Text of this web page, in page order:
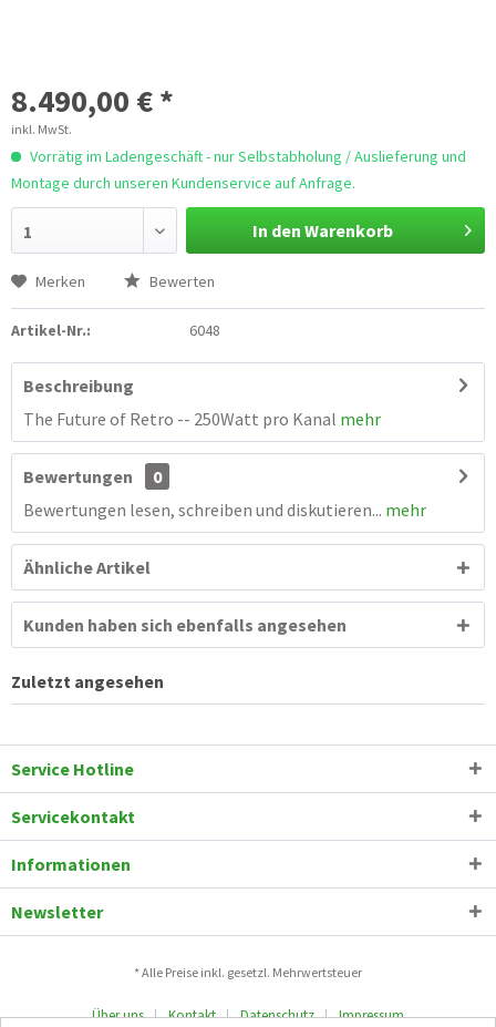
8.490,00 € *
inkl. MwSt.
Vorrätig im Ladengeschäft - nur Selbstabholung / Auslieferung und
Montage durch unseren Kundenservice auf Anfrage.
1 In den Warenkorb
Merken Bewerten
Artikel-Nr.: 6048
Beschreibung
The Future of Retro -- 250Watt pro Kanal mehr
Bewertungen
0
Bewertungen lesen, schreiben und diskutieren... mehr
Ähnliche Artikel
Kunden haben sich ebenfalls angesehen
Zuletzt angesehen
Service Hotline
Servicekontakt
Informationen
Newsletter
* Alle Preise inkl. gesetzl. Mehrwertsteuer
Über uns Kontakt Datenschutz Impressum